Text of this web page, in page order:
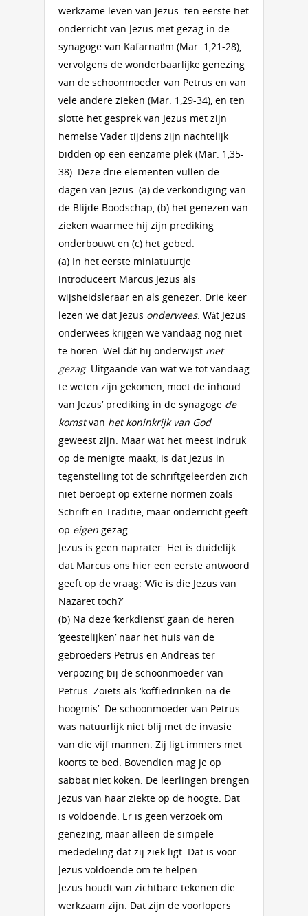
werkzame leven van Jezus: ten eerste het
onderricht van Jezus met gezag in de
synagoge van Kafarnaüm (Mar. 1,21-28),
vervolgens de wonderbaarlijke genezing
van de schoonmoeder van Petrus en van
vele andere zieken (Mar. 1,29-34), en ten
slotte het gesprek van Jezus met zijn
hemelse Vader tijdens zijn nachtelijk
bidden op een eenzame plek (Mar. 1,35-
38). Deze drie elementen vullen de
dagen van Jezus: (a) de verkondiging van
de Blijde Boodschap, (b) het genezen van
zieken waarmee hij zijn prediking
onderbouwt en (c) het gebed.
(a) In het eerste miniatuurtje
introduceert Marcus Jezus als
wijsheidsleraar en als genezer. Drie keer
lezen we dat Jezus onderwees. Wát Jezus
onderwees krijgen we vandaag nog niet
te horen. Wel dát hij onderwijst met
gezag. Uitgaande van wat we tot vandaag
te weten zijn gekomen, moet de inhoud
van Jezus’ prediking in de synagoge de
komstvan het koninkrijk van God
geweest zijn. Maar wat het meest indruk
op de menigte maakt, is dat Jezus in
tegenstelling tot de schriftgeleerden zich
niet beroept op externe normen zoals
Schrift en Traditie, maar onderricht geeft
op eigen gezag.
Jezus is geen naprater. Het is duidelijk
dat Marcus ons hier een eerste antwoord
geeft op de vraag: ‘Wie is die Jezus van
Nazaret toch?’
(b) Na deze ‘kerkdienst’ gaan de heren
‘geestelijken’ naar het huis van de
gebroeders Petrus en Andreas ter
verpozing bij de schoonmoeder van
Petrus. Zoiets als ‘koffiedrinken na de
hoogmis’. De schoonmoeder van Petrus
was natuurlijk niet blij met de invasie
van die vijf mannen. Zij ligt immers met
koorts te bed. Bovendien mag je op
sabbat niet koken. De leerlingen brengen
Jezus van haar ziekte op de hoogte. Dat
is voldoende. Er is geen verzoek om
genezing, maar alleen de simpele
mededeling dat zij ziek ligt. Dat is voor
Jezus voldoende om te helpen.
Jezus houdt van zichtbare tekenen die
werkzaam zijn. Dat zijn de voorlopers